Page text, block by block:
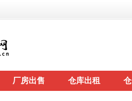
厂房出售 仓库出租